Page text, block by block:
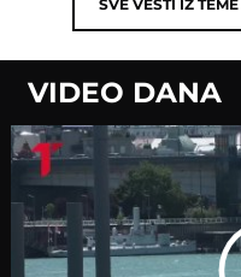
SVE VESTI IZ TEME
VIDEO DANA